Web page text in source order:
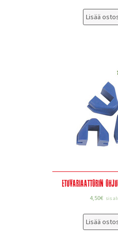
Lisää
Etuvariaattorin
4,50€ sis
Lisää